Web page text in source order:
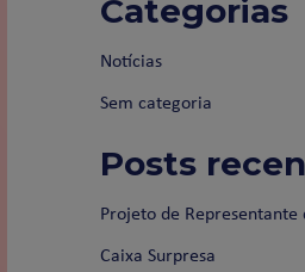
Categorias
Notícias
Sem categoria
Posts
Projeto de Representante
Caixa Surpresa